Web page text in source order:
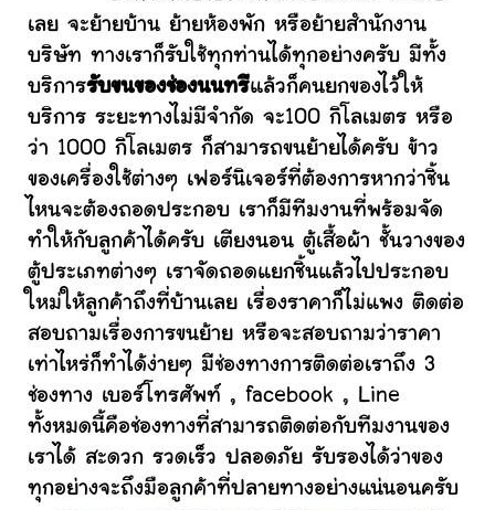
เลย จะย้ายบ้าน ย้ายห้องพัก หรือย้ายสำนักงาน
บริษัท ทางเราก็รับใช้ทุกท่านได้ทุกอย่างครับ มีทั้ง
บริการรับขนของช่องนนทรีแล้วก็คนยกของไว้ให้
บริการ ระยะทางไม่มีจำกัด จะ100 กิโลเมตร หรือ
ว่า 1000 กิโลเมตร ก็สามารถขนย้ายได้ครับ ข้าว
ของเครื่องใช้ต่างๆ เฟอร์นิเจอร์ที่ต้องการหากว่าชิ้น
ไหนจะต้องถอดประกอบ เราก็มีทีมงานที่พร้อมจัด
ทำให้กับลูกค้าได้ครับ เตียงนอน ตู้เสื้อผ้า ชั้นวางของ
ตู้ประเภทต่างๆ เราจัดถอดแยกชิ้นแล้วไปประกอบ
ใหม่ให้ลูกค้าถึงที่บ้านเลย เรื่องราคาก็ไม่แพง ติดต่อ
สอบถามเรื่องการขนย้าย หรือจะสอบถามว่าราคา
เท่าไหร่ก็ทำได้ง่ายๆ มีช่องทางการติดต่อเราถึง 3
ช่องทาง เบอร์โทรศัพท์ , facebook , Line
ทั้งหมดนี้คือช่องทางที่สามารถติดต่อกับทีมงานของ
เราได้ สะดวก รวดเร็ว ปลอดภัย รับรองได้ว่าของ
ทุกอย่างจะถึงมือลูกค้าที่ปลายทางอย่างแน่นอนครับ